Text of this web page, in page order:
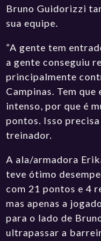
Bruno Guidorizzi
sua equipe.
“A gente tem
a gente conseguiu
principalmente
Campinas. Tem
intenso, por que é
pontos. Isso
treinador.
A ala/armadora
teve ótimo
com 21 pontos e 4
mas apenas a
para o lado de
ultrapassar a